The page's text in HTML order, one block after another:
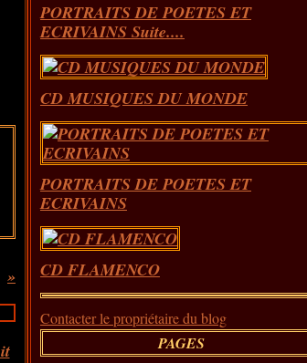
PORTRAITS DE POETES ET
ECRIVAINS Suite....
CD MUSIQUES DU MONDE
PORTRAITS DE POETES ET
ECRIVAINS
CD FLAMENCO
Contacter le propriétaire du blog
PAGES